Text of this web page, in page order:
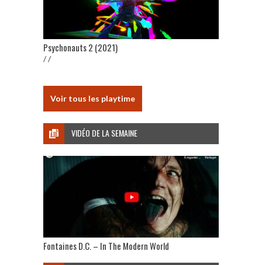
Psychonauts 2 (2021)
/ /
Voir tous les playtime
VIDÉO DE LA SEMAINE
Fontaines D.C. – In The Modern World